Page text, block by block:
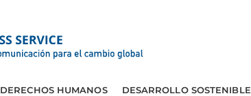
DERECHOS HUMANOS DESARROLLO SOSTENIBLE